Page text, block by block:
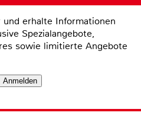
erhalte Informationen
Spezialangebote,
sowie limitierte Angebote